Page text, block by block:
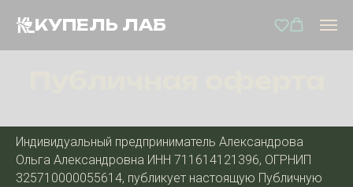
КУПЕЛЬ ЛАБ
Индивидуальный предприниматель Александрова
Ольга Александровна ИНН 711614121396, ОГРНИП
325710000055614, публикует настоящую Публичную